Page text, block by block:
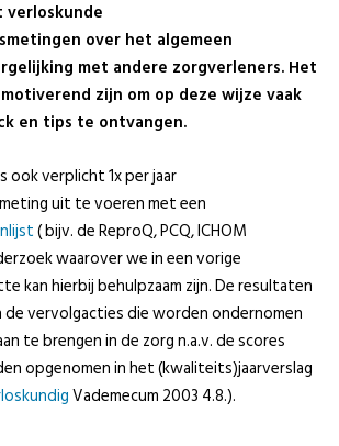
verloskunde
over het algemeen
met andere zorgverleners. Het
zijn om op deze wijze vaak
en tips te ontvangen.
ook verplicht 1x per jaar
uit te voeren met een
( bijv. de ReproQ, PCQ, ICHOM
waarover we in een vorige
kan hierbij behulpzaam zijn. De resultaten
de vervolgacties die worden ondernomen
te brengen in de zorg n.a.v. de scores
opgenomen in het (kwaliteits)jaarverslag
Vademecum 2003 4.8.).